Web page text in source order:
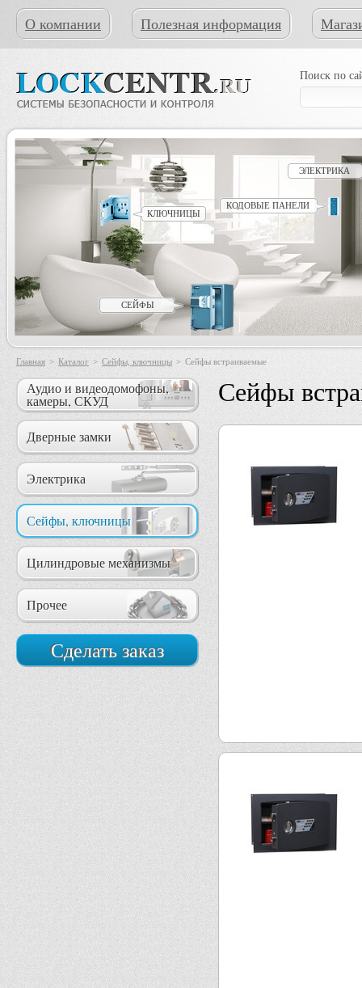
О компании Полезная информация
Поиск по
ЭЛЕКТРИКА
КЛЮЧНИЦЫ
КОДОВЫЕ ПАНЕЛИ
СЕЙФЫ
Главная > Каталог > Сейфы, ключницы > Сейфы встраиваемые
Сейфы
Аудио и видеодомофоны,
камеры, СКУД
Дверные замки
Электрика
Сейфы, ключницы
Цилиндровые механизмы
Прочее
Сделать заказ